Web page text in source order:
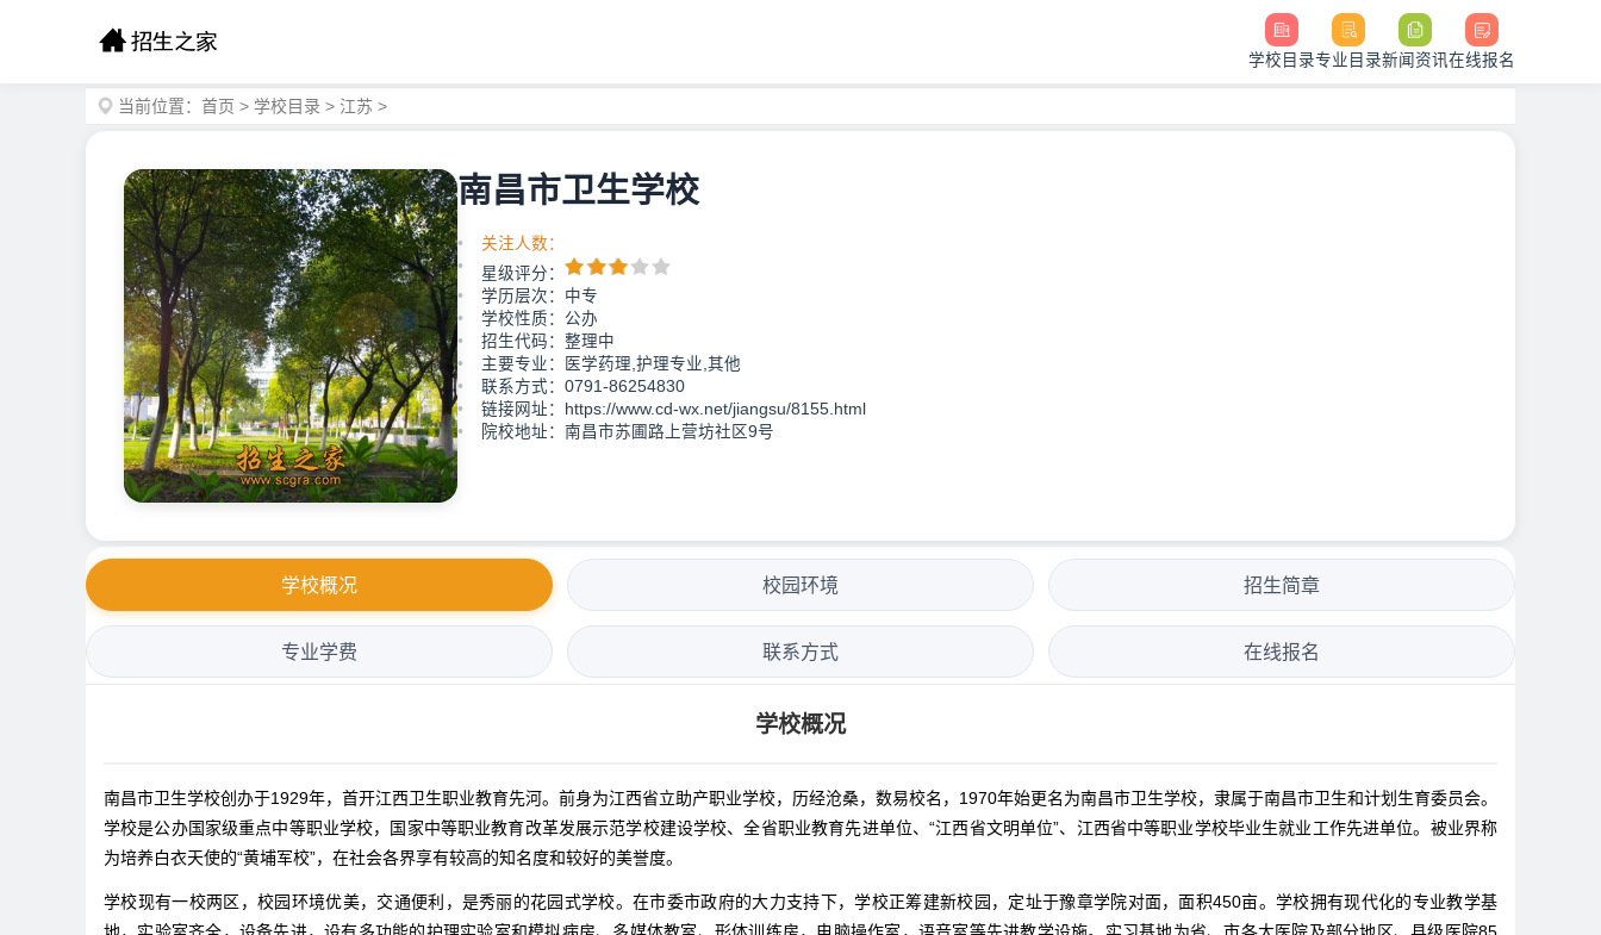
学校目录专业目录新闻资讯在线报名
当前位置： 首页 > 学校目录 > 江苏 >
南昌市卫生学校
关注人数：
星级评分：
学历层次：中专
学校性质：公办
招生代码：整理中
主要专业：医学药理,护理专业,其他
联系方式：0791-86254830
链接网址：https://www.cd-wx.net/jiangsu/8155.html
院校地址：南昌市苏圃路上营坊社区9号
学校概况 校园环境 招生简章
专业学费 联系方式 在线报名
学校概况
南昌市卫生学校创办于1929年，首开江西卫生职业教育先河。前身为江西省立助产职业学校，历经沧桑，数易校名，1970年始更名为南昌市卫生学校，隶属于南昌市卫生和计划生育委员会。
学校是公办国家级重点中等职业学校，国家中等职业教育改革发展示范学校建设学校、全省职业教育先进单位、“江西省文明单位”、江西省中等职业学校毕业生就业工作先进单位。被业界称
为培养白衣天使的“黄埔军校”，在社会各界享有较高的知名度和较好的美誉度。
学校现有一校两区，校园环境优美，交通便利，是秀丽的花园式学校。在市委市政府的大力支持下，学校正筹建新校园，定址于豫章学院对面，面积450亩。学校拥有现代化的专业教学基